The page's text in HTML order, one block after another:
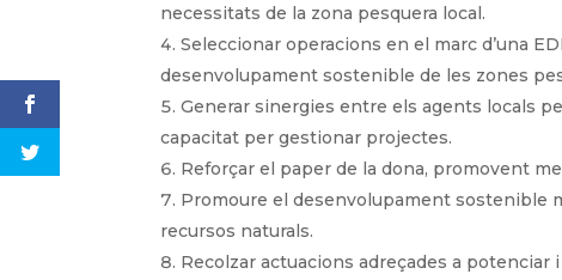
necessitats de la zona pesquera local.
Seleccionar operacions en el marc d’una
desenvolupament sostenible de les zones
Generar sinergies entre els agents locals
capacitat per gestionar projectes.
Reforçar el paper de la dona, promovent
Promoure el desenvolupament sostenible
recursos naturals.
Recolzar actuacions adreçades a